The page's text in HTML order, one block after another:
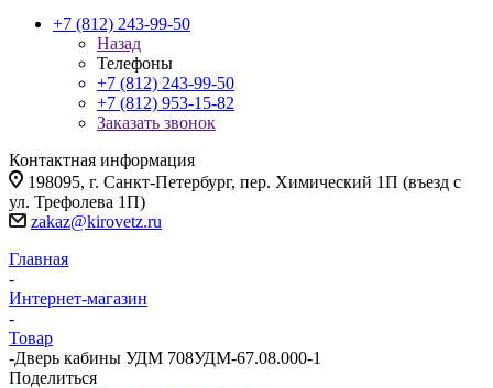
+7 (812) 243-99-50
Назад
Телефоны
+7 (812) 243-99-50
+7 (812) 953-15-82
Заказать звонок
Контактная информация
198095, г. Санкт-Петербург, пер. Химический 1П (въезд с
ул. Трефолева 1П)
zakaz@kirovetz.ru
Главная
-
Интернет-магазин
-
Товар
-Дверь кабины УДМ 708УДМ-67.08.000-1
Поделиться